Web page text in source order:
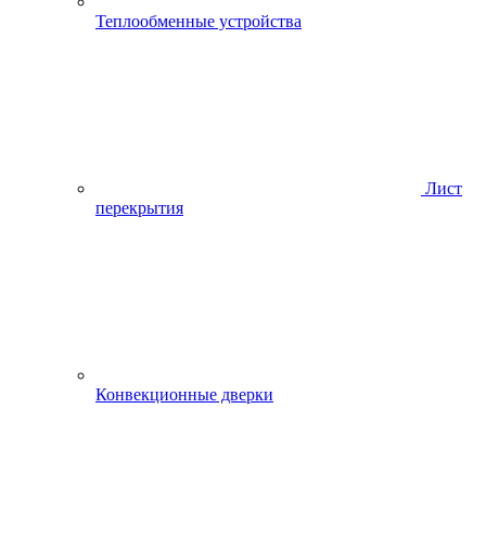
Теплообменные устройства
Лист
перекрытия
Конвекционные дверки